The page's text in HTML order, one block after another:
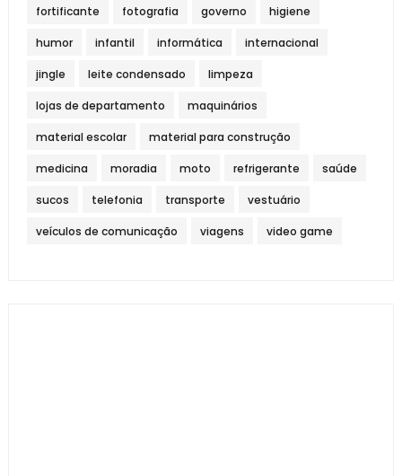
fortificante fotografia governo higiene
humor infantil informática internacional
jingle leite condensado limpeza
lojas de departamento maquinários
material escolar material para construção
medicina moradia moto refrigerante saúde
sucos telefonia transporte vestuário
veículos de comunicação viagens video game